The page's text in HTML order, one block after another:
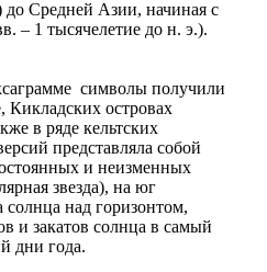
Средней Азии, начиная с
– 1 тысячелетие до н. э.).
символы получили
Кикладских островах
в ряде кельтских
представляла собой
и неизменных
звезда), на юг
над горизонтом,
и закатов солнца в самый
дни года.